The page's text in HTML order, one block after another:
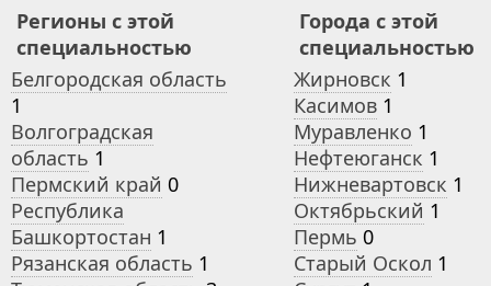
Регионы с этой
специальностью
Белгородская область
1
Волгоградская
область 1
Пермский край 0
Республика
Башкортостан 1
Рязанская область 1
Города с этой
специальностью
Жирновск 1
Касимов 1
Муравленко 1
Нефтеюганск 1
Нижневартовск 1
Октябрьский 1
Пермь 0
Старый Оскол 1